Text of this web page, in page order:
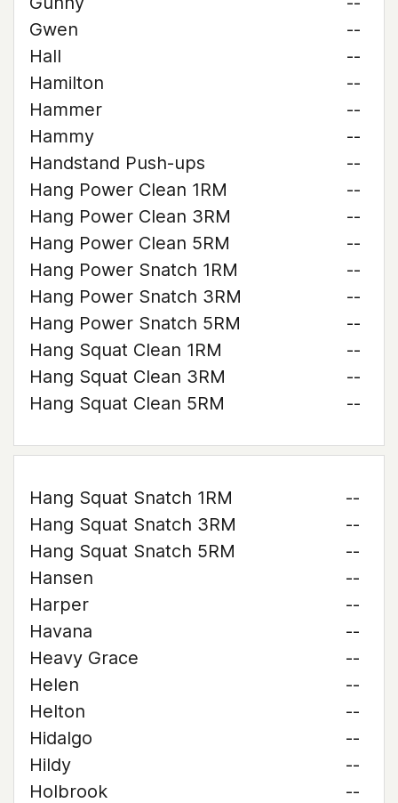
Gwen
--
Hall
--
Hamilton
--
Hammer
--
Hammy
--
Handstand Push-ups
--
Hang Power Clean 1RM
--
Hang Power Clean 3RM
--
Hang Power Clean 5RM
--
Hang Power Snatch 1RM
--
Hang Power Snatch 3RM
--
Hang Power Snatch 5RM
--
Hang Squat Clean 1RM
--
Hang Squat Clean 3RM
--
Hang Squat Clean 5RM
--
Hang Squat Snatch 1RM
--
Hang Squat Snatch 3RM
--
Hang Squat Snatch 5RM
--
Hansen
--
Harper
--
Havana
--
Heavy Grace
--
Helen
--
Helton
--
Hidalgo
--
Hildy
--
Holbrook
--